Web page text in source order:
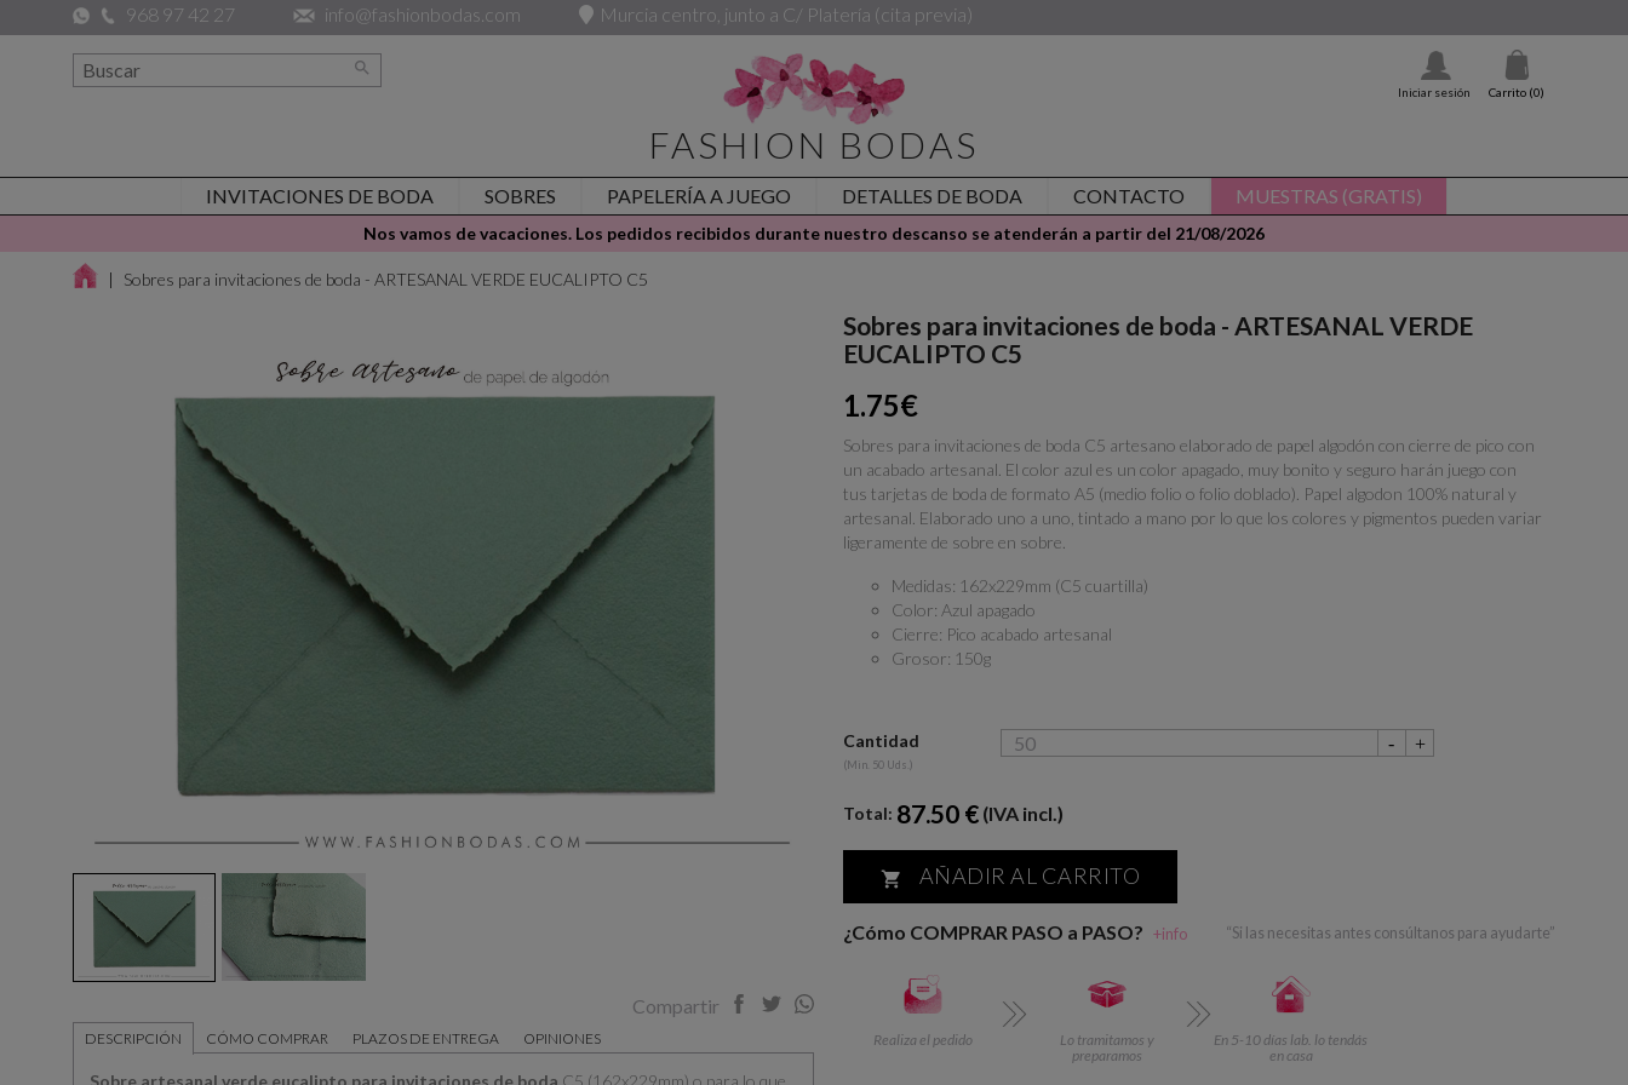
968 97 42 27 info@fashionbodas.com Murcia centro, junto a C/ Platería (cita previa)

Iniciar sesión Carrito (0)
FASHION BODAS
INVITACIONES DE BODA SOBRES PAPELERÍA A JUEGO DETALLES DE BODA CONTACTO MUESTRAS (GRATIS)
Nos vamos de vacaciones. Los pedidos recibidos durante nuestro descanso se atenderán a partir del 21/08/2026
Sobres para invitaciones de boda - ARTESANAL VERDE EUCALIPTO C5
Compartir
DESCRIPCIÓN CÓMO COMPRAR PLAZOS DE ENTREGA OPINIONES
Sobre artesanal verde eucalipto para invitaciones de boda C5 (162x229mm) o para lo que
Sobres para invitaciones de boda - ARTESANAL VERDE
EUCALIPTO C5
1.75€
Sobres para invitaciones de boda C5 artesano elaborado de papel algodón con cierre de pico con
un acabado artesanal. El color azul es un color apagado, muy bonito y seguro harán juego con
tus tarjetas de boda de formato A5 (medio folio o folio doblado). Papel algodon 100% natural y
artesanal. Elaborado uno a uno, tintado a mano por lo que los colores y pigmentos pueden variar
ligeramente de sobre en sobre.
Medidas: 162x229mm (C5 cuartilla)
Color: Azul apagado
Cierre: Pico acabado artesanal
Grosor: 150g
Cantidad
(Min. 50 Uds.)
Total: 87.50 € (IVA incl.)
 AÑADIR AL CARRITO
¿Cómo COMPRAR PASO a PASO? +info “Si las necesitas antes consúltanos para ayudarte”
Realiza el pedido
Lo tramitamos y
preparamos
En 5-10 días lab. lo tendás
en casa